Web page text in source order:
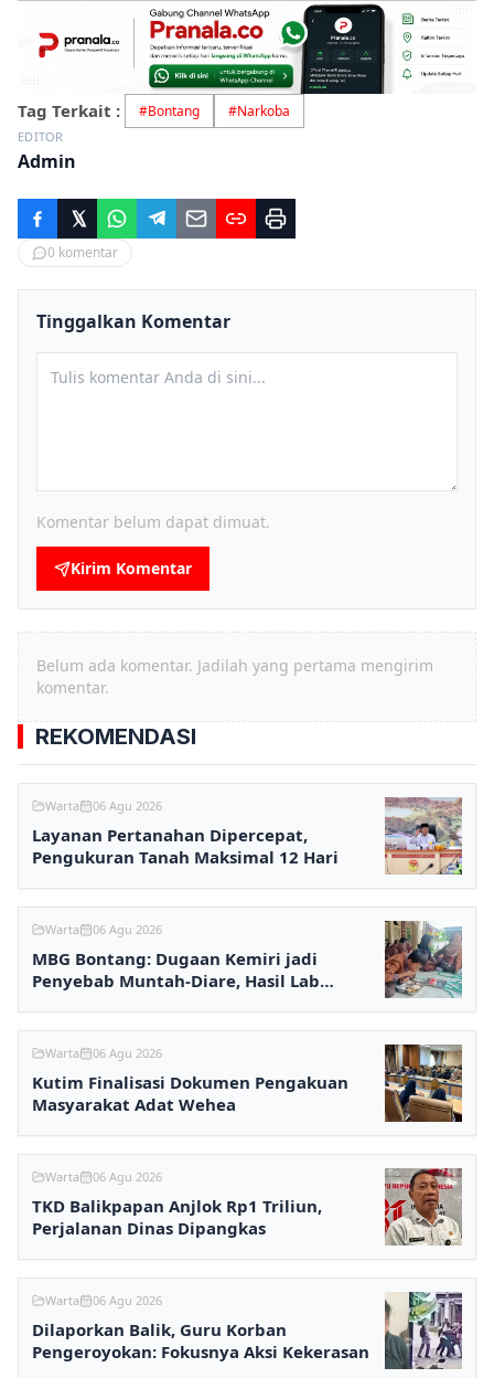
Tag Terkait : #Bontang #Narkoba
EDITOR
Admin
0 komentar
Tinggalkan Komentar
Komentar belum dapat dimuat.
Kirim Komentar
Belum ada komentar. Jadilah yang pertama mengirim
komentar.
REKOMENDASI
Warta 06 Agu 2026
Layanan Pertanahan Dipercepat,
Pengukuran Tanah Maksimal 12 Hari
Warta 06 Agu 2026
MBG Bontang: Dugaan Kemiri jadi
Penyebab Muntah-Diare, Hasil Lab
Warta 06 Agu 2026
Kutim Finalisasi Dokumen Pengakuan
Masyarakat Adat Wehea
Warta 06 Agu 2026
TKD Balikpapan Anjlok Rp1 Triliun,
Perjalanan Dinas Dipangkas
Warta 06 Agu 2026
Dilaporkan Balik, Guru Korban
Pengeroyokan: Fokusnya Aksi Kekerasan